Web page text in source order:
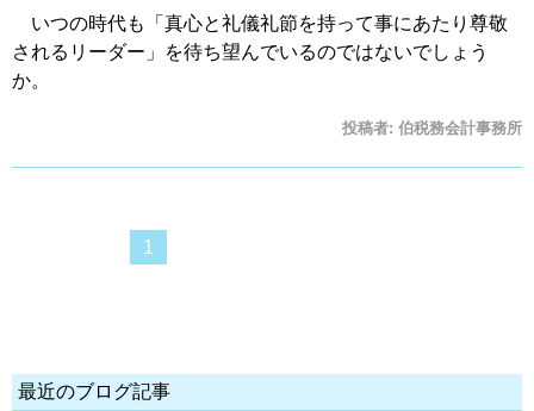
いつの時代も「真心と礼儀礼節を持って事にあたり尊敬
されるリーダー」を待ち望んでいるのではないでしょう
か。
投稿者: 伯税務会計事務所
1
最近のブログ記事